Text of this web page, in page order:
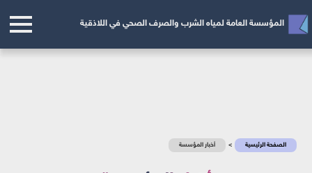
المؤسسة العامة لمياه الشرب والصرف الصحي في اللاذقية
الصفحة الرئيسية > أخبار المؤسسة